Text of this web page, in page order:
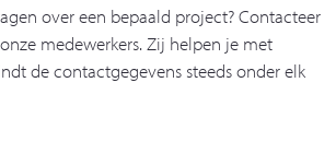
over een bepaald project? Contacteer
medewerkers. Zij helpen je met
de contactgegevens steeds onder elk